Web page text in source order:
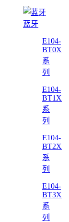
蓝牙
E104-
BT0X
系
列
E104-
BT1X
系
列
E104-
BT2X
系
列
E104-
BT3X
系
列